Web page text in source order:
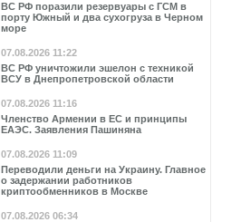
ВС РФ поразили резервуары с ГСМ в
порту Южный и два сухогруза в Черном
море
07.08.2026 11:22
ВС РФ уничтожили эшелон с техникой
ВСУ в Днепропетровской области
07.08.2026 11:16
Членство Армении в ЕС и принципы
ЕАЭС. Заявления Пашиняна
07.08.2026 11:09
Переводили деньги на Украину. Главное
о задержании работников
криптообменников в Москве
07.08.2026 06:34